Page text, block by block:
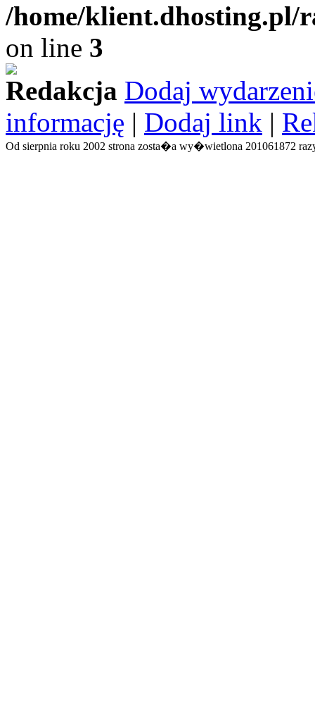
/home/
on line 3
Redakcja Dodaj
informację | Dodaj link |
Od sierpnia roku 2002 strona zosta�a wy�wietlona 201061872